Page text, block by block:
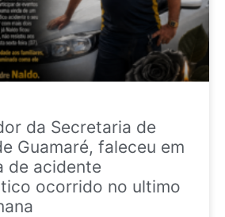
da Secretaria de
Guamaré, faleceu em
de acidente
ocorrido no ultimo